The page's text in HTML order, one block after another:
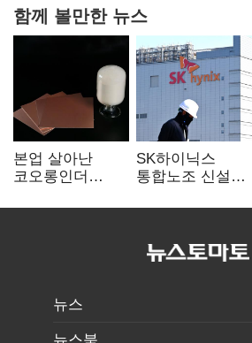
함께 볼만한 뉴스
본업 살아난
코오롱인더
배터리 소재로
SK하이닉스
통합노조 신설
성과급 불만 확산
뉴스